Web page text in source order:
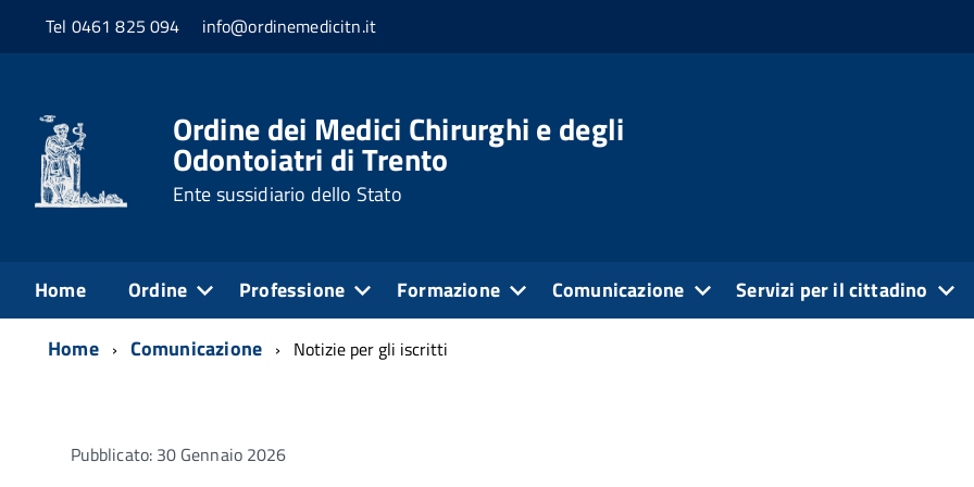
Tel 0461 825 094 info@ordinemedicitn.it
Ordine dei Medici Chirurghi e degli
Odontoiatri di Trento
Ente sussidiario dello Stato
Home Ordine Professione Formazione Comunicazione Servizi per il cittadino
Home Comunicazione Notizie per gli iscritti
Pubblicato: 30 Gennaio 2026